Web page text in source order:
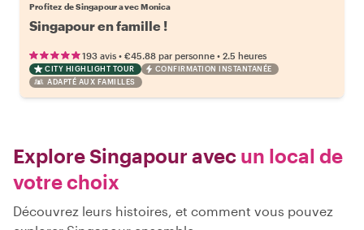
Profitez de Singapour avec Monica
Singapour en famille !
193 avis • €45.88 par personne • 2.5 heures
CITY HIGHLIGHT TOUR
CONFIRMATION INSTANTANÉE
ADAPTÉ AUX FAMILLES
Explore Singapour avec un local de
votre choix
Découvrez leurs histoires, et comment vous pouvez